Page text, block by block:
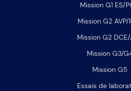
Mission G1 ES/
Mission G2 AVP/
Mission G2 DCE/
Mission G3/
Mission G5
Essais de